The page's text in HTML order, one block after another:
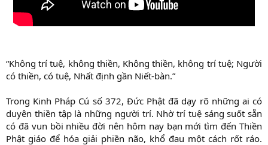
“Không trí tuệ, không thiền, Không thiền, không trí tuệ; Người
có thiền, có tuệ, Nhất định gần Niết-bàn.”
Trong Kinh Pháp Cú số 372, Đức Phật đã dạy rõ những ai có
duyên thiền tập là những người trí. Nhờ trí tuệ sáng suốt sẵn
có đã vun bồi nhiều đời nên hôm nay bạn mới tìm đến Thiền
Phật giáo để hóa giải phiền não, khổ đau một cách rốt ráo.